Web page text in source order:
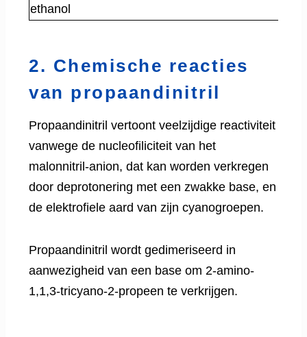
ethanol
2. Chemische reacties
van propaandinitril
Propaandinitril vertoont veelzijdige reactiviteit
vanwege de nucleofiliciteit van het
malonnitril-anion, dat kan worden verkregen
door deprotonering met een zwakke base, en
de elektrofiele aard van zijn cyanogroepen.
Propaandinitril wordt gedimeriseerd in
aanwezigheid van een base om 2-amino-
1,1,3-tricyano-2-propeen te verkrijgen.